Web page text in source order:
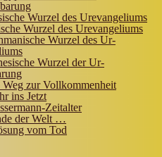
Wurzel des Urevangeliums
Wurzel des Urevangeliums
Wurzel des Ur-
Wurzel der Ur-
Weg zur Vollkommenheit
ins Jetzt
Zeitalter
der Welt …
vom Tod